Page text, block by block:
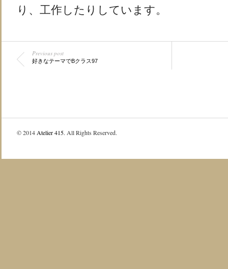
り、工作したりしています。
Previous post
好きなテーマでBクラス97
© 2014 Atelier 415. All Rights Reserved.